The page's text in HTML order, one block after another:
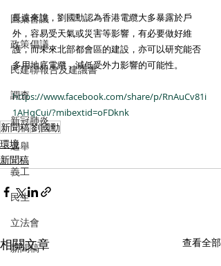
圓桌會議
政策倡議
民建聯報告及建議書
調查
新冠肺炎
選舉
義工
民生
立法會
新聞稿
長遠來說，劉國勳認為香港電纜大多暴露於戶
外，容易受天氣或災害等影響，有必要做好維
護，而未來北部都會區的建設，亦可以研究能否
多用地底電纜，減低受外力影響的可能性。​
https://www.facebook.com/share/p/RnAuCv81i
1AHqCui/?mibextid=oFDknk
新聞稿劉國勳
環境
新聞稿
相關文章 查看全部